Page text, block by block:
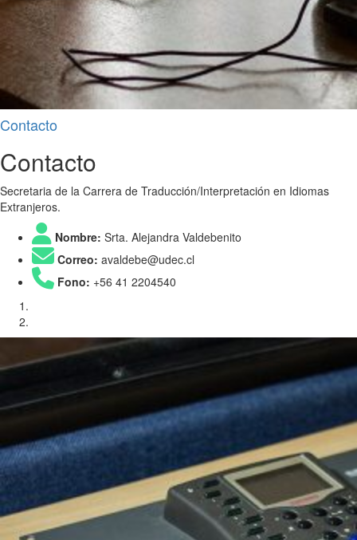
Contacto
Contacto
Secretaria de la Carrera de Traducción/Interpretación en Idiomas
Extranjeros.
Nombre: Srta. Alejandra Valdebenito
Correo: avaldebe@udec.cl
Fono: +56 41 2204540